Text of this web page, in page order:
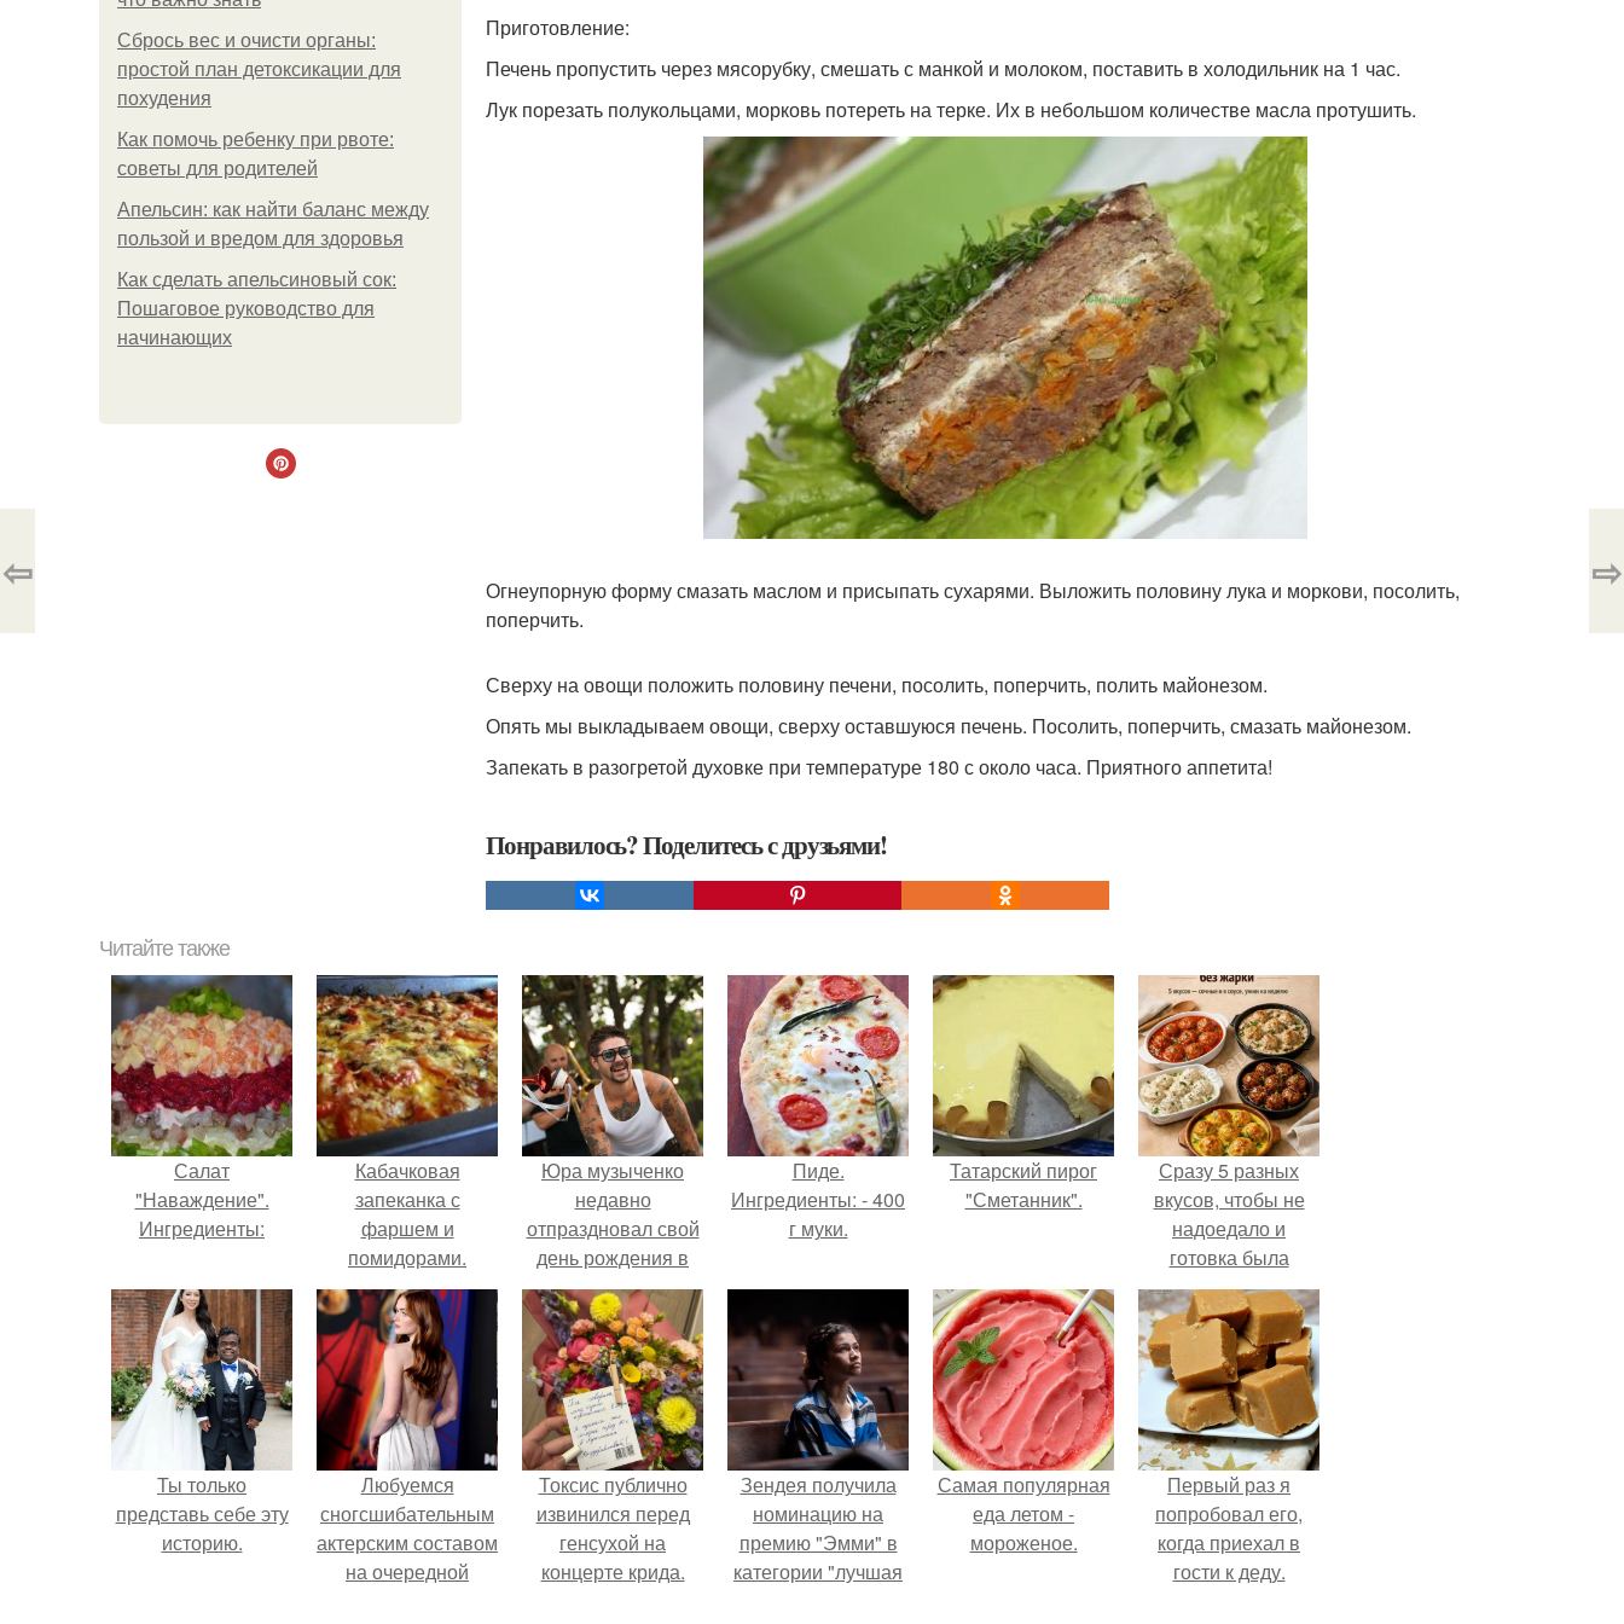
Сбрось вес и очисти органы:
простой план детоксикации для
похудения
Как помочь ребенку при рвоте:
советы для родителей
Апельсин: как найти баланс между
пользой и вредом для здоровья
Как сделать апельсиновый сок:
Пошаговое руководство для
начинающих
Приготовление:
Печень пропустить через мясорубку, смешать с манкой и молоком, поставить в холодильник на 1 час.
Лук порезать полукольцами, морковь потереть на терке. Их в небольшом количестве масла протушить.
Огнеупорную форму смазать маслом и присыпать сухарями. Выложить половину лука и моркови, посолить,
поперчить.
Сверху на овощи положить половину печени, посолить, поперчить, полить майонезом.
Опять мы выкладываем овощи, сверху оставшуюся печень. Посолить, поперчить, смазать майонезом.
Запекать в разогретой духовке при температуре 180 с около часа. Приятного аппетита!
Понравилось? Поделитесь с друзьями!
⇦ ⇨
Читайте также
Салат
"Наваждение".
Ингредиенты:
Кабачковая
запеканка с
фаршем и
помидорами.
Юра музыченко
недавно
отпраздновал свой
день рождения в
кругу самых
близких и родных
людей.
Пиде.
Ингредиенты: - 400
г муки.
Татарский пирог
"Сметанник".
Сразу 5 разных
вкусов, чтобы не
надоедало и
готовка была
проще.
Ты только
представь себе эту
историю.
Любуемся
сногсшибательным
актерским составом
на очередной
Токсис публично
извинился перед
генсухой на
концерте крида.
Зендея получила
номинацию на
премию "Эмми" в
категории "лучшая
Самая популярная
еда летом -
мороженое.
Первый раз я
попробовал его,
когда приехал в
гости к деду.